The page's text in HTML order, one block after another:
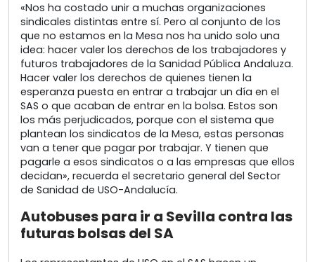
«Nos ha costado unir a muchas organizaciones
sindicales distintas entre sí. Pero al conjunto de los
que no estamos en la Mesa nos ha unido solo una
idea: hacer valer los derechos de los trabajadores y
futuros trabajadores de la Sanidad Pública Andaluza.
Hacer valer los derechos de quienes tienen la
esperanza puesta en entrar a trabajar un día en el
SAS o que acaban de entrar en la bolsa. Estos son
los más perjudicados, porque con el sistema que
plantean los sindicatos de la Mesa, estas personas
van a tener que pagar por trabajar. Y tienen que
pagarle a esos sindicatos o a las empresas que ellos
decidan», recuerda el secretario general del Sector
de Sanidad de USO-Andalucía.
Autobuses para ir a Sevilla contra las
futuras bolsas del SA